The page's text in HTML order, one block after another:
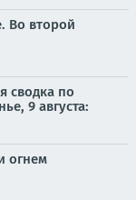
Во второй
сводка по
9 августа:
огнем